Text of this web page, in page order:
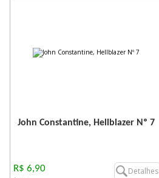
John Constantine, Hellblazer Nº 7
R$ 6,90 Detalhes